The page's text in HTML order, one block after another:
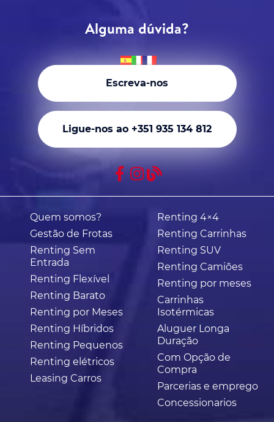
Alguma dúvida?
Escreva-nos
Ligue-nos ao +351 935 134 812
Quem somos?
Gestão de Frotas
Renting Sem
Entrada
Renting Flexível
Renting Barato
Renting por Meses
Renting Híbridos
Renting Pequenos
Renting elétricos
Leasing Carros
Renting 4×4
Renting Carrinhas
Renting SUV
Renting Camiões
Renting por meses
Carrinhas
Isotérmicas
Aluguer Longa
Duração
Com Opção de
Compra
Parcerias e emprego
Concessionarios